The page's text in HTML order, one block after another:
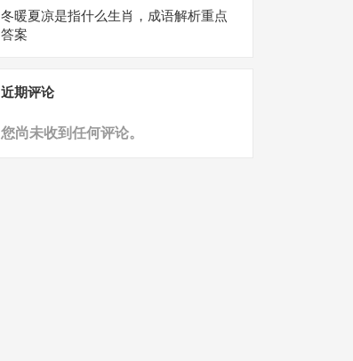
冬暖夏凉是指什么生肖，成语解析重点
答案
近期评论
您尚未收到任何评论。